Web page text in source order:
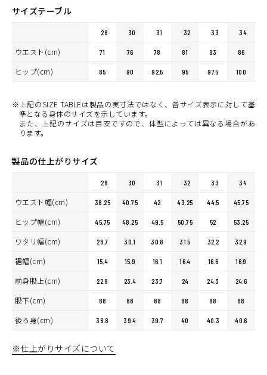
くのライダーから絶賛の声と支持を得ています。衝撃吸収力を高め
ながらプロテクションを薄くでき、着心地・デザインの面でも多く
サイズテーブル
28 30 31 32 33 34
ウエスト(cm) 71 76 78 81 83 86
ヒップ(cm) 85 90 92.5 95 97.5 100
※上記のSIZE TABLEは製品の実寸法ではなく、各サイズ表示に対して基
準となる身体のサイズを示しています。
また、上記のサイズは目安ですので、体型によっては異なる場合があ
ります。
製品の仕上がりサイズ
28 30 31 32 33 34
ウエスト幅(cm) 38.25 40.75 42 43.25 44.5 45.75
ヒップ幅(cm) 45.75 48.25 49.5 50.75 52 53.25
ワタリ幅(cm) 28.7 30.1 30.8 31.5 32.2 32.9
裾幅(cm) 15.4 15.9 16.1 16.4 16.6 16.9
前身股上(cm) 22.8 23.4 23.7 24 24.3 24.6
股下(cm) 88 88 88 88 88 88
後ろ身(cm) 38.8 39.4 39.7 40 40.3 40.6
※仕上がりサイズについて